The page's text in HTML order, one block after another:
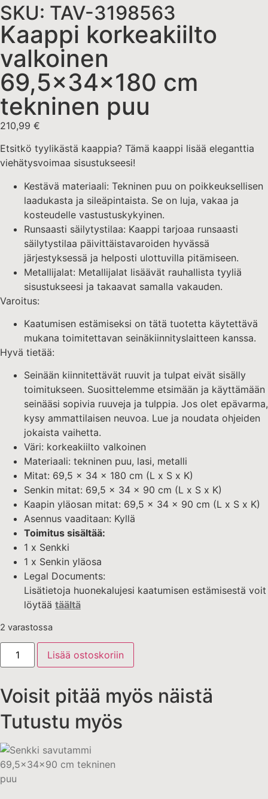
SKU: TAV-3198563
Kaappi korkeakiilto
valkoinen
69,5x34x180 cm
tekninen puu
210,99 €
Etsitkö tyylikästä kaappia? Tämä kaappi lisää eleganttia
viehätysvoimaa sisustukseesi!
Kestävä materiaali: Tekninen puu on poikkeuksellisen
laadukasta ja sileäpintaista. Se on luja, vakaa ja
kosteudelle vastustuskykyinen.
Runsaasti säilytystilaa: Kaappi tarjoaa runsaasti
säilytystilaa päivittäistavaroiden hyvässä
järjestyksessä ja helposti ulottuvilla pitämiseen.
Metallijalat: Metallijalat lisäävät rauhallista tyyliä
sisustukseesi ja takaavat samalla vakauden.
Varoitus:
Kaatumisen estämiseksi on tätä tuotetta käytettävä
mukana toimitettavan seinäkiinnityslaitteen kanssa.
Hyvä tietää:
Seinään kiinnitettävät ruuvit ja tulpat eivät sisälly
toimitukseen. Suosittelemme etsimään ja käyttämään
seinääsi sopivia ruuveja ja tulppia. Jos olet epävarma,
kysy ammattilaisen neuvoa. Lue ja noudata ohjeiden
jokaista vaihetta.
Väri: korkeakiilto valkoinen
Materiaali: tekninen puu, lasi, metalli
Mitat: 69,5 x 34 x 180 cm (L x S x K)
Senkin mitat: 69,5 x 34 x 90 cm (L x S x K)
Kaapin yläosan mitat: 69,5 x 34 x 90 cm (L x S x K)
Asennus vaaditaan: Kyllä
Toimitus sisältää:
1 x Senkki
1 x Senkin yläosa
Legal Documents:
Lisätietoja huonekalujesi kaatumisen estämisestä voit
löytää täältä
2 varastossa
Lisää ostoskoriin
Voisit pitää myös näistä
Tutustu myös